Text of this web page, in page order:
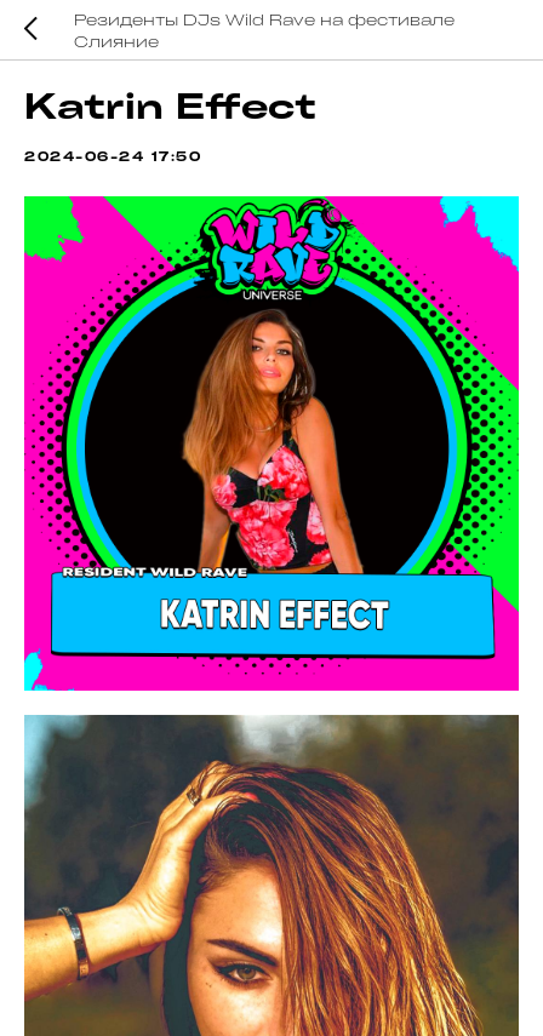
Резиденты DJs Wild Rave на фестивале
Слияние
Katrin Effect
2024-06-24 17:50